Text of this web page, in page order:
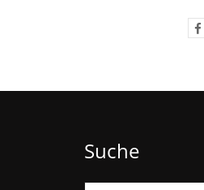
Suche